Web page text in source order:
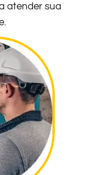
atender sua